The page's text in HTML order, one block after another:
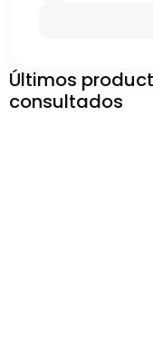
Últimos
consultados